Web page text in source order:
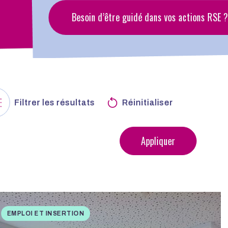
Besoin d’être guidé dans vos actions RSE ?
Filtrer les résultats Réinitialiser
Appliquer
EMPLOI ET INSERTION